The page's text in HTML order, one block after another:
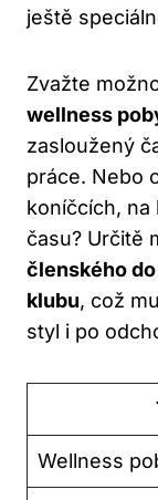
ještě
Zvažte
wellness
zasloužený
práce. Nebo
koníčcích,
času? Určitě
členského
klubu, což
styl i po
Wellness